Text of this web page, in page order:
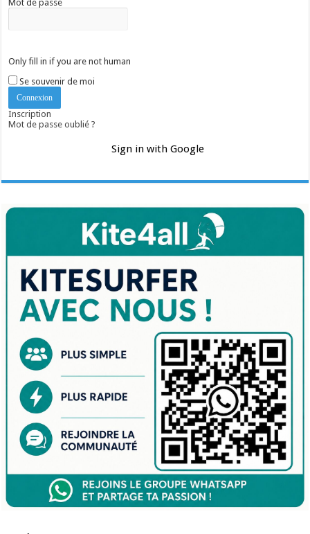
Mot de passe
Only fill in if you are not human
Se souvenir de moi
Inscription
Mot de passe oublié ?
Sign in with Google